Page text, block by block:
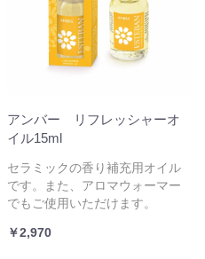
アンバー リフレッシャーオ
イル15ml
セラミックの香り補充用オイル
です。また、アロマウォーマー
でもご使用いただけます。
￥2,970